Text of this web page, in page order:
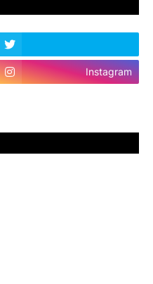
Instagram